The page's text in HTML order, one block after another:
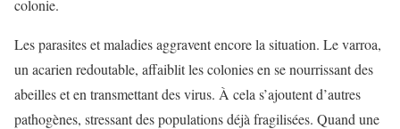
colonie.
Les parasites et maladies aggravent encore la situation. Le varroa,
un acarien redoutable, affaiblit les colonies en se nourrissant des
abeilles et en transmettant des virus. À cela s’ajoutent d’autres
pathogènes, stressant des populations déjà fragilisées. Quand une